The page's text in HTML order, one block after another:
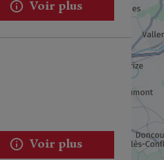
Voir plus
Voir plus